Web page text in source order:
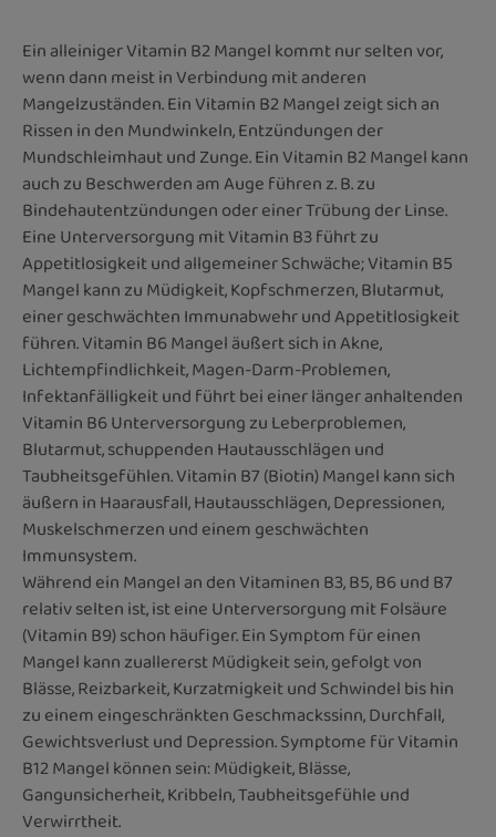
Ein alleiniger Vitamin B2 Mangel kommt nur selten vor,
wenn dann meist in Verbindung mit anderen
Mangelzuständen. Ein Vitamin B2 Mangel zeigt sich an
Rissen in den Mundwinkeln, Entzündungen der
Mundschleimhaut und Zunge. Ein Vitamin B2 Mangel kann
auch zu Beschwerden am Auge führen z. B. zu
Bindehautentzündungen oder einer Trübung der Linse.
Eine Unterversorgung mit Vitamin B3 führt zu
Appetitlosigkeit und allgemeiner Schwäche; Vitamin B5
Mangel kann zu Müdigkeit, Kopfschmerzen, Blutarmut,
einer geschwächten Immunabwehr und Appetitlosigkeit
führen. Vitamin B6 Mangel äußert sich in Akne,
Lichtempfindlichkeit, Magen-Darm-Problemen,
Infektanfälligkeit und führt bei einer länger anhaltenden
Vitamin B6 Unterversorgung zu Leberproblemen,
Blutarmut, schuppenden Hautausschlägen und
Taubheitsgefühlen. Vitamin B7 (Biotin) Mangel kann sich
äußern in Haarausfall, Hautausschlägen, Depressionen,
Muskelschmerzen und einem geschwächten
Immunsystem.
Während ein Mangel an den Vitaminen B3, B5, B6 und B7
relativ selten ist, ist eine Unterversorgung mit Folsäure
(Vitamin B9) schon häufiger. Ein Symptom für einen
Mangel kann zuallererst Müdigkeit sein, gefolgt von
Blässe, Reizbarkeit, Kurzatmigkeit und Schwindel bis hin
zu einem eingeschränkten Geschmackssinn, Durchfall,
Gewichtsverlust und Depression. Symptome für Vitamin
B12 Mangel können sein: Müdigkeit, Blässe,
Gangunsicherheit, Kribbeln, Taubheitsgefühle und
Verwirrtheit.